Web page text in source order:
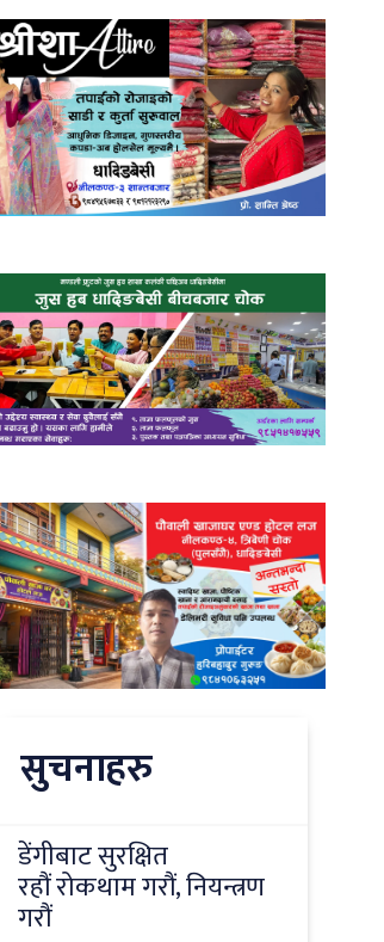
सुचनाहरु
डेंगीबाट सुरक्षित
रहौं रोकथाम गरौं, नियन्त्रण
गरौं